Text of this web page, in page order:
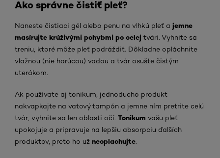
Ako správne čistiť pleť?
Naneste čistiaci gél alebo penu na vlhkú pleť a jemne
masírujte krúživými pohybmi po celej tvári. Vyhnite sa
treniu, ktoré môže pleť podráždiť. Dôkladne opláchnite
vlažnou (nie horúcou) vodou a tvár osušte čistým
uterákom.
Ak používate aj tonikum, jednoducho produkt
nakvapkajte na vatový tampón a jemne ním pretrite celú
tvár, vyhnite sa len oblasti očí. Tonikum vašu pleť
upokojuje a pripravuje na lepšiu absorpciu ďalších
produktov, preto ho už neoplachujte.